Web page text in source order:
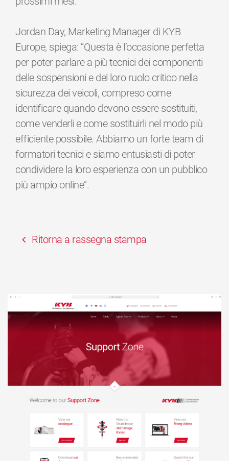
Jordan Day, Marketing Manager di KYB
Europe, spiega: “Questa è l’occasione perfetta
per poter parlare a più tecnici dei componenti
delle sospensioni e del loro ruolo critico nella
sicurezza dei veicoli, compreso come
identificare quando devono essere sostituiti,
come venderli e come sostituirli nel modo più
efficiente possibile. Abbiamo un forte team di
formatori tecnici e siamo entusiasti di poter
condividere la loro esperienza con un pubblico
più ampio online”.
Ritorna a rassegna stampa